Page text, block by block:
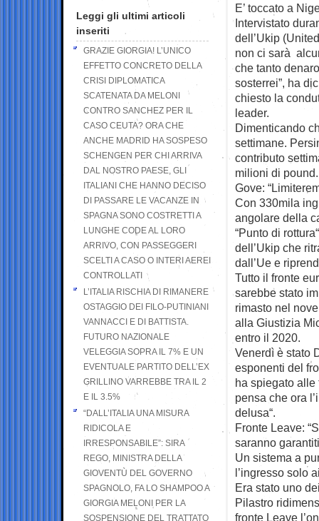
E’ toccato a
Intervistato
dell’Ukip
non ci sarà
che tanto
sosterrei”, ha
chiesto la
leader.
Dimenticando
settimane.
contributo
milioni di pound.
Gove:
Con 330mila
angolare della
“Punto di
dell’Ukip che
dall’Ue e
Tutto il fronte
sarebbe stato
rimasto nel
alla Giustizia
entro il 2020.
Venerdì è stato
esponenti del
ha spiegato
pensa che ora
delusa“.
Fronte Leave:
saranno
Un sistema a
l’ingresso solo
Era stato uno
Pilastro
fronte Leave
Leggi gli ultimi articoli
inseriti
GRAZIE GIORGIA! L’UNICO
EFFETTO CONCRETO DELLA
CRISI DIPLOMATICA
SCATENATA DA MELONI
CONTRO SANCHEZ PER IL
CASO CEUTA? ORA CHE
ANCHE MADRID HA SOSPESO
SCHENGEN PER CHI ARRIVA
DAL NOSTRO PAESE, GLI
ITALIANI CHE HANNO DECISO
DI PASSARE LE VACANZE IN
SPAGNA SONO COSTRETTI A
LUNGHE CODE AL LORO
ARRIVO, CON PASSEGGERI
SCELTI A CASO O INTERI AEREI
CONTROLLATI
L’ITALIA RISCHIA DI RIMANERE
OSTAGGIO DEI FILO-PUTINIANI
VANNACCI E DI BATTISTA.
FUTURO NAZIONALE
VELEGGIA SOPRA IL 7% E UN
EVENTUALE PARTITO DELL’EX
GRILLINO VARREBBE TRA IL 2
E IL 3.5%
“DALL’ITALIA UNA MISURA
RIDICOLA E
IRRESPONSABILE”: SIRA
REGO, MINISTRA DELLA
GIOVENTÙ DEL GOVERNO
SPAGNOLO, FA LO SHAMPOO A
GIORGIA MELONI PER LA
SOSPENSIONE DEL TRATTATO